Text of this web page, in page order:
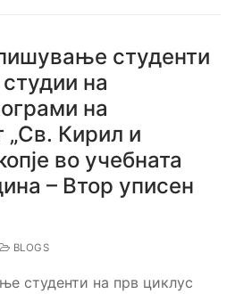
студенти
на
на
„Св. Кирил и
во учебната
– Втор уписен
BLOGS
студенти на прв циклус